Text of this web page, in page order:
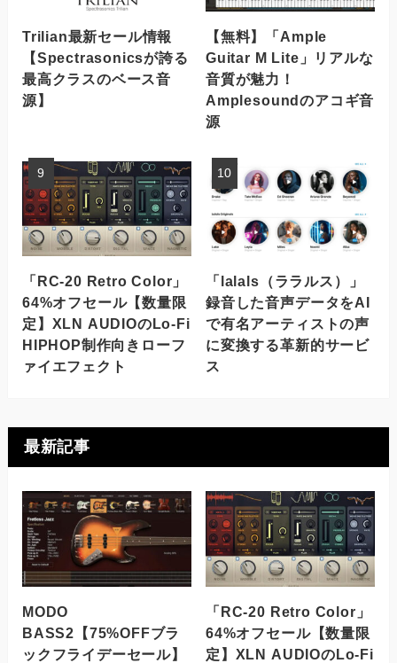
Trilian最新セール情報
【Spectrasonicsが誇る
最高クラスのベース音
源】
【無料】「Ample
Guitar M Lite」リアルな
音質が魅力！
Amplesoundのアコギ音
源
「RC-20 Retro Color」
64%オフセール【数量限
定】XLN AUDIOのLo-Fi
HIPHOP制作向きローフ
ァイエフェクト
「lalals（ララルス）」
録音した音声データをAI
で有名アーティストの声
に変換する革新的サービ
ス
最新記事
MODO
BASS2【75%OFFブラ
ックフライデーセール】
「RC-20 Retro Color」
64%オフセール【数量限
定】XLN AUDIOのLo-Fi